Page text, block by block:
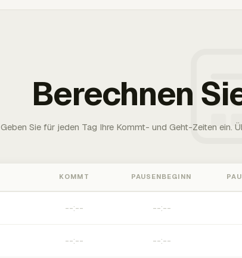
Berechnen
Geben Sie für jeden Tag Ihre Kommt- und Geht-Zeiten ein.
KOMMT PAUSENBEGINN